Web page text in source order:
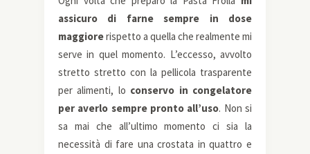
assicuro di farne sempre in dose
maggiorerispetto a quella che realmente mi
serve in quel momento. L’eccesso, avvolto
stretto stretto con la pellicola trasparente
per alimenti, lo conservo in congelatore
per averlo sempre pronto all’uso. Non si
sa mai che all’ultimo momento ci sia la
necessità di fare una crostata in quattro e